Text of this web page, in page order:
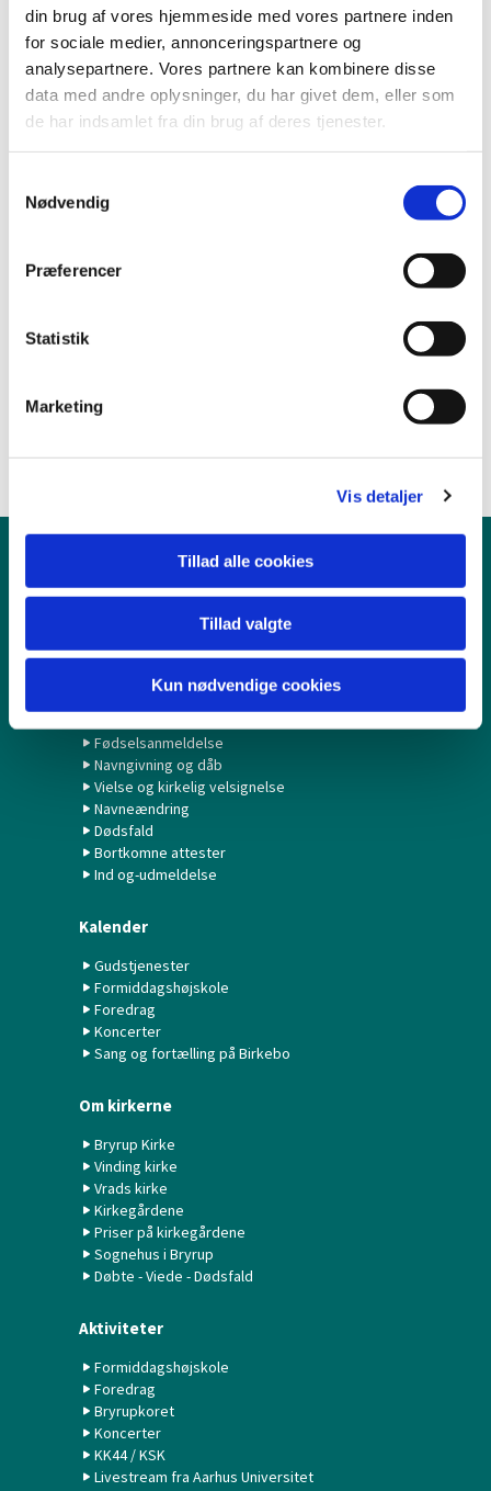
din brug af vores hjemmeside med vores partnere inden
for sociale medier, annonceringspartnere og
analysepartnere. Vores partnere kan kombinere disse
data med andre oplysninger, du har givet dem, eller som
de har indsamlet fra din brug af deres tjenester.
Nødvendig
Præferencer
Statistik
Marketing
Vis detaljer
Tillad alle cookies
Tillad valgte
Kun nødvendige cookies
Konfirmation/Konfirmander
Minikonfirmander
Fødselsanmeldelse
Navngivning og dåb
Vielse og kirkelig velsignelse
Navneændring
Dødsfald
Bortkomne attester
Ind og-udmeldelse
Kalender
Gudstjenester
Formiddagshøjskole
Foredrag
Koncerter
Sang og fortælling på Birkebo
Om kirkerne
Bryrup Kirke
Vinding kirke
Vrads kirke
Kirkegårdene
Priser på kirkegårdene
Sognehus i Bryrup
Døbte - Viede - Dødsfald
Aktiviteter
Formiddagshøjskole
Foredrag
Bryrupkoret
Koncerter
KK44 / KSK
Livestream fra Aarhus Universitet